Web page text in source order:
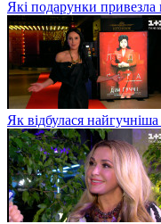
Які подарунки
Як відбулася